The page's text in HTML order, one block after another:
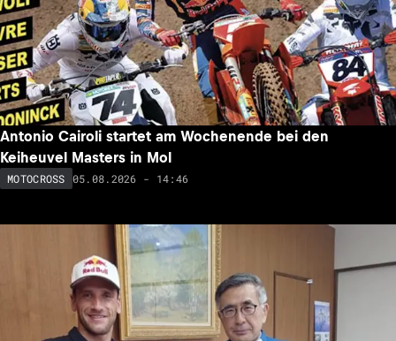
Antonio Cairoli startet am Wochenende bei den
Keiheuvel Masters in Mol
MOTOCROSS 05.08.2026 - 14:46